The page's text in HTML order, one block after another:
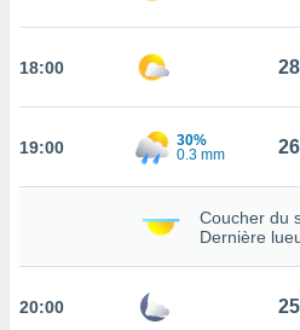
des
au
web.
18:00
19:00
30%
0.3 mm
Coucher du
Dernière
20:00